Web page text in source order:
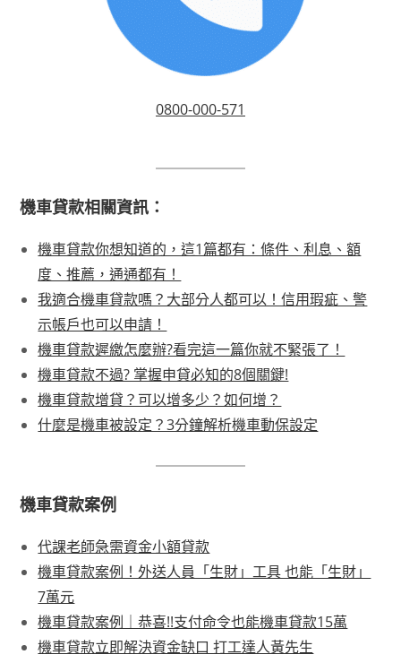
0800-000-571
機車貸款相關資訊：
機車貸款你想知道的，這1篇都有：條件、利息、額
度、推薦，通通都有！
我適合機車貸款嗎？大部分人都可以！信用瑕疵、警
示帳戶也可以申請！
機車貸款遲繳怎麼辦?看完這一篇你就不緊張了！
機車貸款不過? 掌握申貸必知的8個關鍵!
機車貸款增貸？可以增多少？如何增？
什麼是機車被設定？3分鐘解析機車動保設定
機車貸款案例
代課老師急需資金小額貸款
機車貸款案例！外送人員「生財」工具 也能「生財」
7萬元
機車貸款案例｜恭喜!!支付命令也能機車貸款15萬
機車貸款立即解決資金缺口 打工達人黃先生